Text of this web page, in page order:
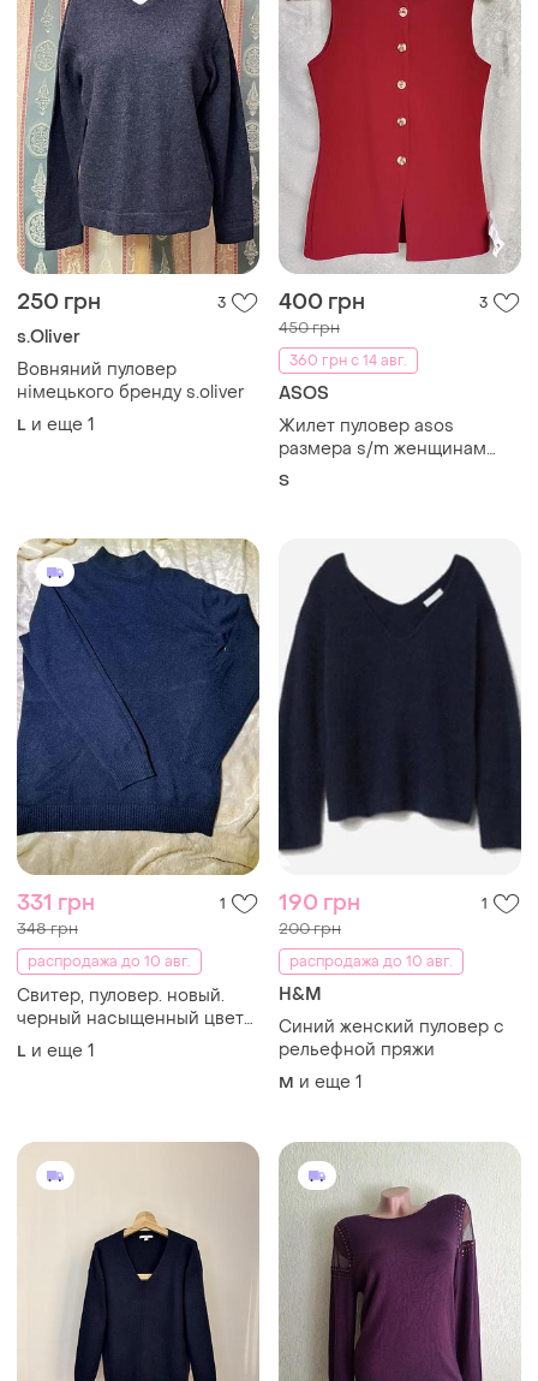
250 грн 3
s.Oliver
Вовняний пуловер
німецького бренду s.oliver
L и еще 1
400 грн 3
450 грн
360 грн с 14 авг.
ASOS
Жилет пуловер asos
размера s/m женщинам
полиэстр
S
331 грн 1
348 грн
распродажа до 10 авг.
Свитер, пуловер. новый.
черный насыщенный цвет
🔥🖤💥
L и еще 1
190 грн 1
200 грн
распродажа до 10 авг.
H&M
Синий женский пуловер с
рельефной пряжи
M и еще 1